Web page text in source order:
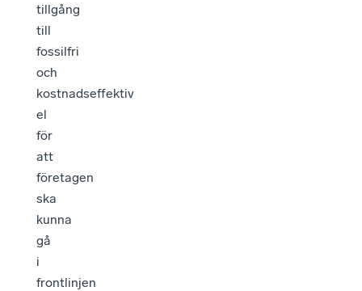
tillgång
till
fossilfri
och
kostnadseffektiv
el
för
att
företagen
ska
kunna
gå
i
frontlinjen